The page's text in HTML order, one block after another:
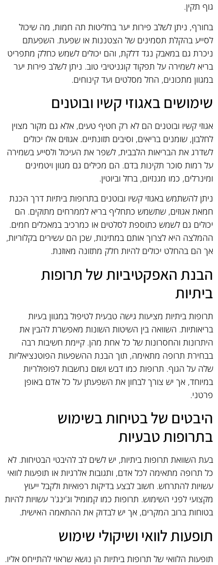
גוף תקין.
בחורף, ניתן לשלב פירות יער בחליטות תה חמות, מה שיכול
לסייע בהקלת תסמינים של הצטננות או שפעת. השפעתם
ניכרת גם במאבק נגד דלקת, והם יכולים לשמש כחלק מתפריט
בריא לשמירה על תפקוד קוגניטיבי טוב. ניתן לשלב פירות יער
במגוון מתכונים, החל מסלטים ועד קינוחים.
שימושים באגוזי קשיו ובוטנים
אגוזי קשיו ובוטנים הם לא רק חטיף טעים, אלא גם מקור מצוין
לחלבון, שומנים בריאים, וסיבים תזונתיים. אגוזים אלו יכולים
לשדרג את הבריאות הלבבית, לשפר את העיכול ולסייע בשמירה
על רמות סוכר תקינות בדם. הם מכילים גם מגוון ויטמינים
ומינרלים, כמו מגנזיום, ברזל וביוטין.
ניתן להשתמש באגוזי קשיו ובוטנים בתרופות ביתיות דרך הכנת
חמאת אגוזים, שתשמש כתחליף בריא לממרחים מתוקים. הם
יכולים גם לשמש כתוספת לסלטים או כמרכיב במאכלים חמים.
ההמלצה היא לצרוך אותם במתינות, שכן הם עשירים בקלוריות,
אך הם בהחלט יכולים להיות חלק מתזונה מאוזנת.
הבנת האפקטיביות של תרופות
ביתיות
תרופות ביתיות מציעות גישה טבעית לטיפול במגוון בעיות
בריאותיות. השוואה בין השיטות השונות מאפשרת להבין את
היתרונות והחסרונות של כל אחת מהן. קיימת חשיבות רבה
בבחירת תרופה מתאימה, תוך הבנת ההשפעות הפוטנציאליות
שלה על הגוף. תרופות כמו דבש ושום נחשבות לפופולריות
במיוחד, אך יש צורך לבחון את השפעתן על כל אדם באופן
פרטני.
היבטים של בטיחות בשימוש
בתרופות טבעיות
בעת השוואת תרופות ביתיות, יש לשים לב להיבטי הבטיחות. לא
כל תרופה מתאימה לכל אדם, ותגובות אלרגיות או תופעות לוואי
עשויות להתרחש. חשוב לבצע בדיקות רפואיות ולקבל ייעוץ
מקצועי לפני השימוש. תרופות כמו קמומיל וג'ינג'ר עשויות להיות
בטוחות ברוב המקרים, אך יש לבדוק את ההתאמה האישית.
תופעות לוואי ושיקולי שימוש
תופעות הלוואי של תרופות ביתיות הן נושא שראוי להתייחס אליו.